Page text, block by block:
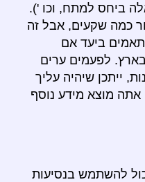
ביחס למתח, וכו ').
כמה שקעים, אבל זה
ביעד אם
לפעמים ערים
ייתכן שיהיה עליך
מוצא מידע נוסף
להשתמש בנסיעות